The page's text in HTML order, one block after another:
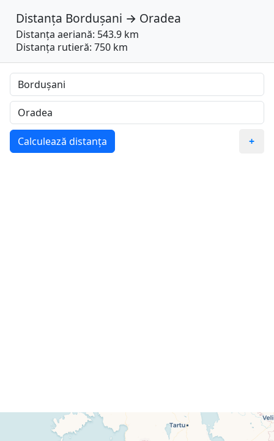
Distanța Bordușani → Oradea
Distanța aeriană: 543.9 km
Distanța rutieră: 750 km
Calculează distanța +